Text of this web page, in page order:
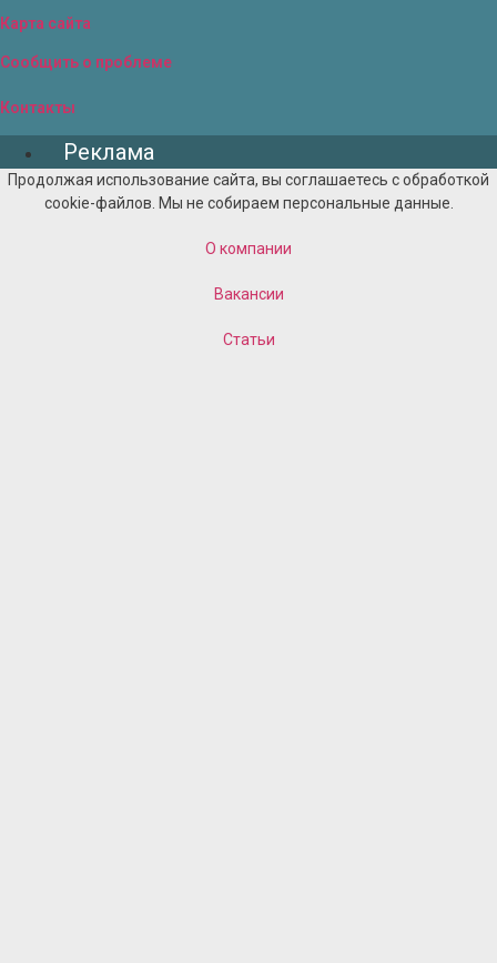
Карта сайта
Сообщить о проблеме
Контакты
Реклама
Продолжая использование сайта, вы соглашаетесь с обработкой
cookie-файлов. Мы не собираем персональные данные.
О компании
Вакансии
Статьи